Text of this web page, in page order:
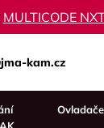
MULTICODE
kam.cz